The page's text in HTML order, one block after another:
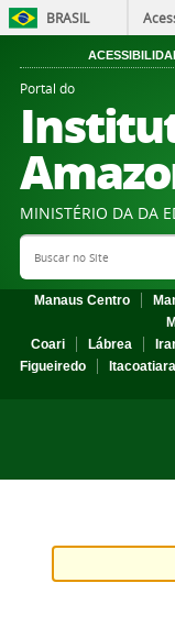
BRASIL
Portal do
MINISTÉRIO DA DA
Search Site
Manaus Centro
Coari
Lábrea
Figueiredo
Itacoatiara